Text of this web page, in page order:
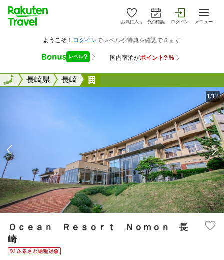
お気に入り 予約確認 ログイン メニュー
全国長崎県 長崎
全国
1/12
Ｏｃｅａｎ Ｒｅｓｏｒｔ Ｎｏｍｏｎ 長
崎